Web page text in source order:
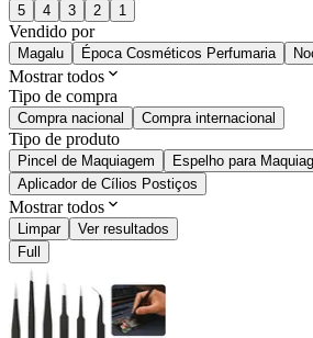
5 4 3 2 1
Vendido por
Magalu Época Cosméticos Perfumaria
Mostrar todos
Tipo de compra
Compra nacional Compra internacional
Tipo de produto
Pincel de Maquiagem Espelho para
Aplicador de Cílios Postiços
Mostrar todos
Limpar
Ver resultados
Full